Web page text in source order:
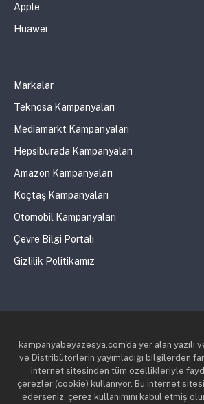
Apple
Huawei
Markalar
Teknosa Kampanyaları
Mediamarkt Kampanyaları
Hepsiburada Kampanyaları
Amazon Kampanyaları
Koçtaş Kampanyaları
Otomobil Kampanyaları
Çevre Bilgi Portalı
Gizlilik Politikamız
kampanyabeyazesya.com'da yer alan yazılı
ve Distribütörlerin yayımladığı bilgilerden
internet sitesinden tüm özellikleriyle
çerezler (cookie) kullanıyor. Bu internet
ederseniz, çerez kullanımını kabul etmiş